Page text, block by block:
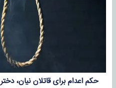
حکم اعدام برای قاتلان نیان، دختر ۷ ساله بوکانی